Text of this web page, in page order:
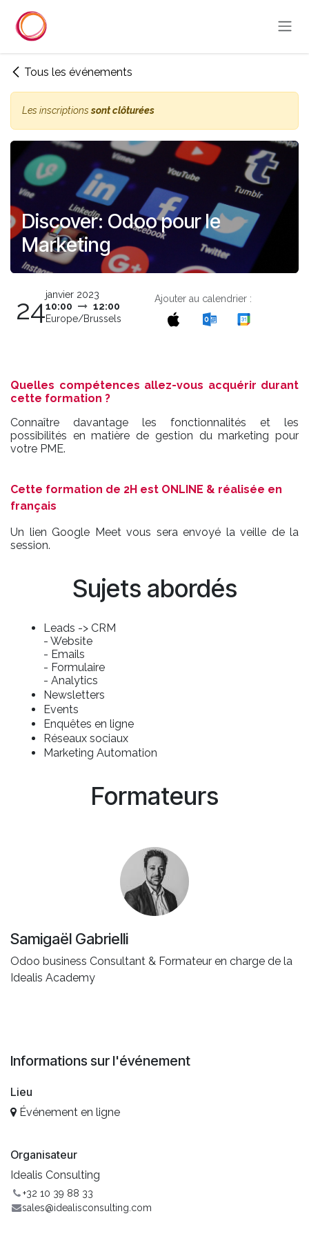
Tous les événements
Les inscriptionssont clôturées
Discover: Odoo pour le
Marketing
24janvier 2023
10:00
12:00
Europe/Brussels
Ajouter au calendrier :
Quelles compétences allez-vous acquérir durant
cette formation ?
Connaître davantage les fonctionnalités et les
possibilités en matière de gestion du marketing pour
votre PME.
Cette formation de 2H est ONLINE & réalisée en
français
Un lien Google Meet vous sera envoyé la veille de la
session.
Sujets abordés
Leads -> CRM
- Website
- Emails
- Formulaire
- Analytics
Newsletters
Events
Enquêtes en ligne
Réseaux sociaux
Marketing Automation
Formateurs
Samigaël Gabrielli
Odoo business Consultant & Formateur en charge de la
Idealis Academy
Informations sur l'événement
Lieu
Événement en ligne
Organisateur
Idealis Consulting
+32 10 39 88 33
sales@idealisconsulting.com